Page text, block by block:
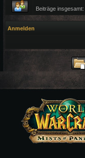
Beiträge insgesamt:
Anmelden